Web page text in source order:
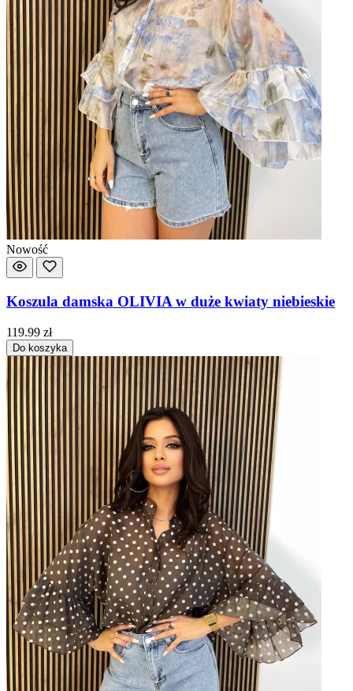
Nowość
Koszula damska OLIVIA w duże kwiaty niebieskie
119.99 zł
Do koszyka